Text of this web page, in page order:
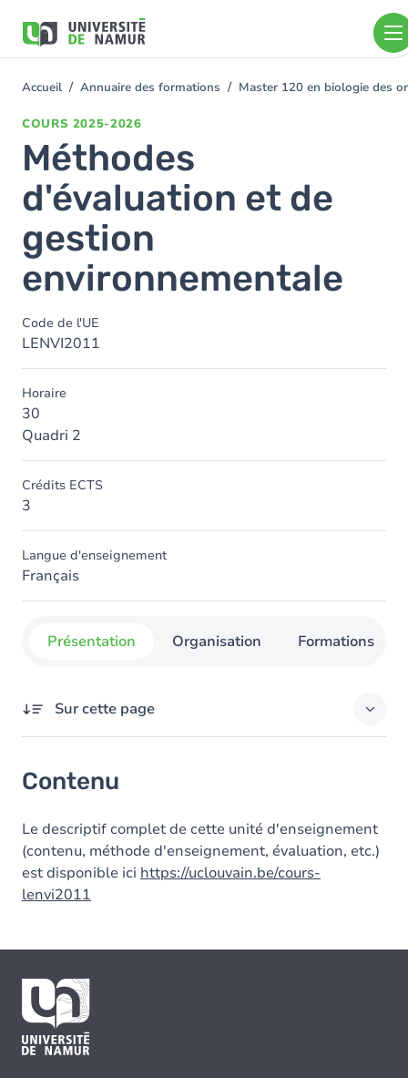
contenu
You
Accueil Annuaire des formations Master 120 en biologie des
COURS 2025-2026
Méthodes
d'évaluation et de
gestion
environnementale
Code de l'UE
LENVI2011
Horaire
30
Quadri 2
Crédits ECTS
3
Langue d'enseignement
Français
Présentation Organisation Formations
Sur cette page
Contenu
Le descriptif complet de cette unité d'enseignement
(contenu, méthode d'enseignement, évaluation, etc.)
est disponible ici https://uclouvain.be/cours-
lenvi2011